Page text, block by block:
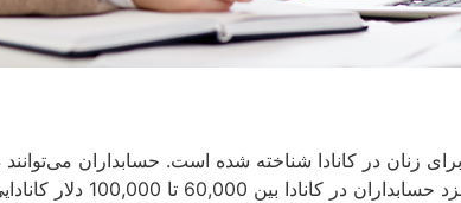
زنان در کانادا شناخته شده است. حسابداران
100,000 دلار کانادایی در سال قرار دارد.